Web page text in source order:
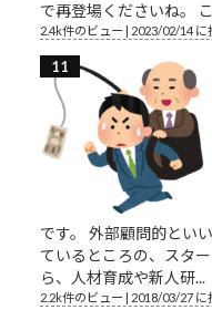
で再登場くださいね。
2.4k件のビュー 2023/02/14 に
です。 外部顧問的とい
ているところの、スタ
ら、人材育成や新人研...
2.2k件のビュー 2018/03/27 に